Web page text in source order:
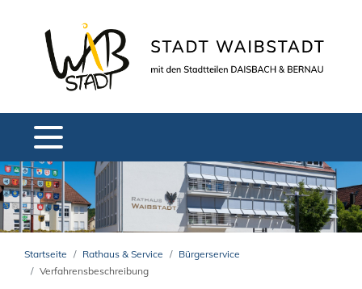
Startseite Rathaus & Service
Bürgerservice
Verfahrensbeschreibung